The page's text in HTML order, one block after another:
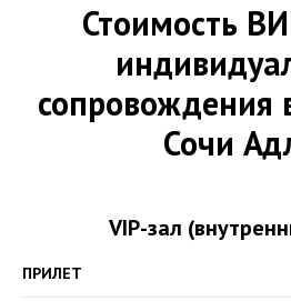
Стоимость
сопровождения
Сочи
VIP-зал
ПРИЛЕТ